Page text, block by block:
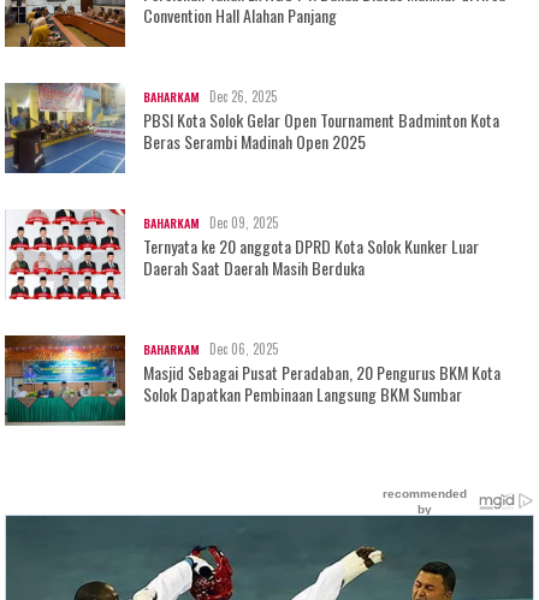
Convention Hall Alahan Panjang
BAHARKAM Dec 26, 2025
PBSI Kota Solok Gelar Open Tournament Badminton Kota
Beras Serambi Madinah Open 2025
BAHARKAM Dec 09, 2025
Ternyata ke 20 anggota DPRD Kota Solok Kunker Luar
Daerah Saat Daerah Masih Berduka
BAHARKAM Dec 06, 2025
Masjid Sebagai Pusat Peradaban, 20 Pengurus BKM Kota
Solok Dapatkan Pembinaan Langsung BKM Sumbar